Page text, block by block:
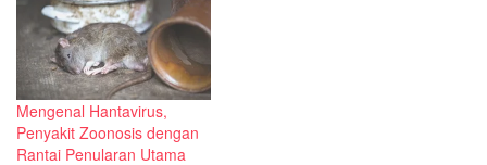
Mengenal Hantavirus,
Penyakit Zoonosis dengan
Rantai Penularan Utama